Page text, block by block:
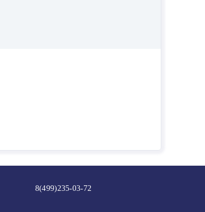
8(499)235-03-72